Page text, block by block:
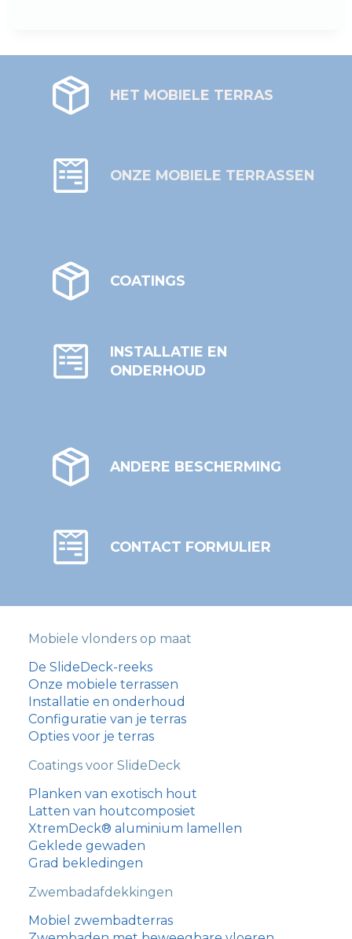
HET MOBIELE TERRAS
ONZE MOBIELE TERRASSEN
COATINGS
INSTALLATIE EN
ONDERHOUD
ANDERE BESCHERMING
CONTACT FORMULIER
Mobiele vlonders op maat
De SlideDeck-reeks
Onze mobiele terrassen
Installatie en onderhoud
Configuratie van je terras
Opties voor je terras
Coatings voor SlideDeck
Planken van exotisch hout
Latten van houtcomposiet
XtremDeck® aluminium lamellen
Geklede gewaden
Grad bekledingen
Zwembadafdekkingen
Mobiel zwembadterras